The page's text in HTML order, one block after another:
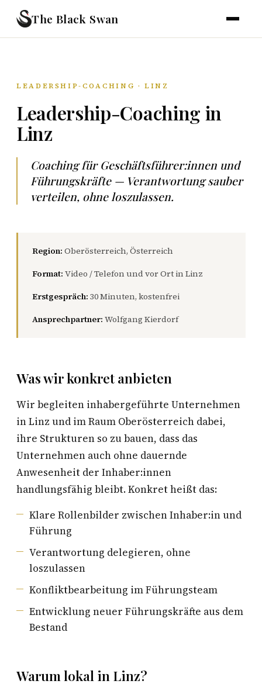
The Black Swan
LEADERSHIP-COACHING · LINZ
Leadership-Coaching in
Linz
Coaching für Geschäftsführer:innen und
Führungskräfte — Verantwortung sauber
verteilen, ohne loszulassen.
Region: Oberösterreich, Österreich
Format: Video / Telefon und vor Ort in Linz
Erstgespräch: 30 Minuten, kostenfrei
Ansprechpartner: Wolfgang Kierdorf
Was wir konkret anbieten
Wir begleiten inhabergeführte Unternehmen
in Linz und im Raum Oberösterreich dabei,
ihre Strukturen so zu bauen, dass das
Unternehmen auch ohne dauernde
Anwesenheit der Inhaber:innen
handlungsfähig bleibt. Konkret heißt das:
Klare Rollenbilder zwischen Inhaber:in und
Führung
Verantwortung delegieren, ohne
loszulassen
Konfliktbearbeitung im Führungsteam
Entwicklung neuer Führungskräfte aus dem
Bestand
Warum lokal in Linz?